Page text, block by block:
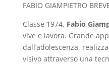
FABIO GIAMPIETRO
Classe 1974, Fabio
vive e lavora. Grande
dall’adolescenza,
visivo attraverso una